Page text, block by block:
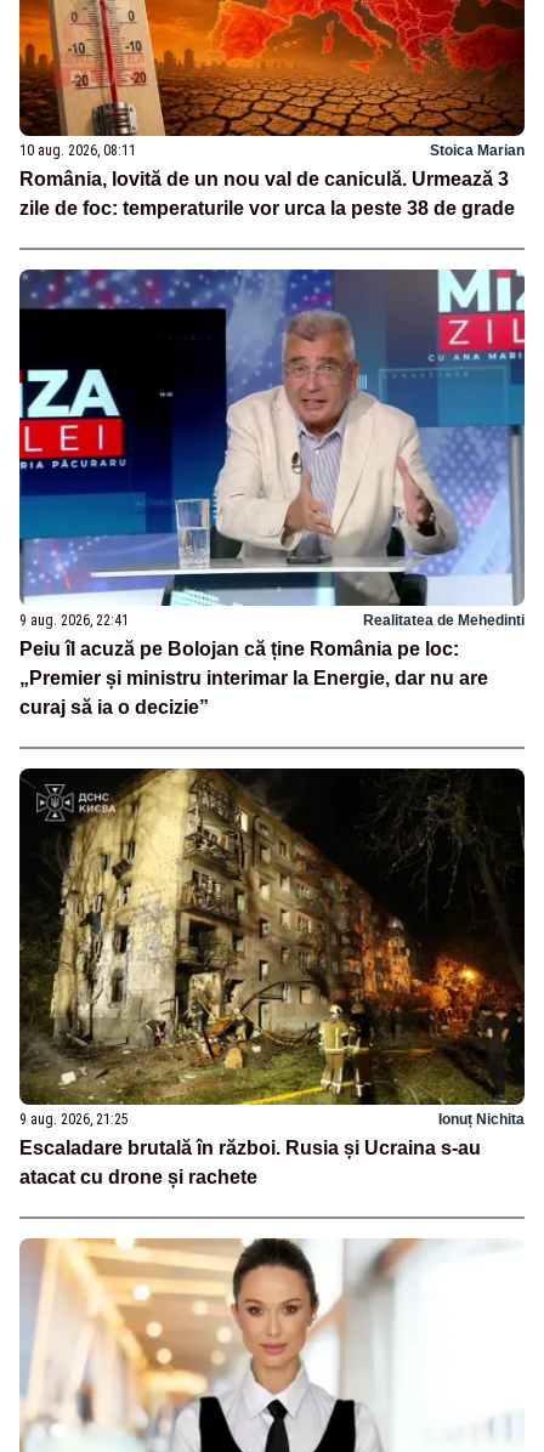
10 aug. 2026, 08:11 Stoica Marian
România, lovită de un nou val de caniculă. Urmează 3
zile de foc: temperaturile vor urca la peste 38 de grade
9 aug. 2026, 22:41 Realitatea de Mehedinti
Peiu îl acuză pe Bolojan că ține România pe loc:
„Premier și ministru interimar la Energie, dar nu are
curaj să ia o decizie”
9 aug. 2026, 21:25 Ionuț Nichita
Escaladare brutală în război. Rusia și Ucraina s-au
atacat cu drone și rachete